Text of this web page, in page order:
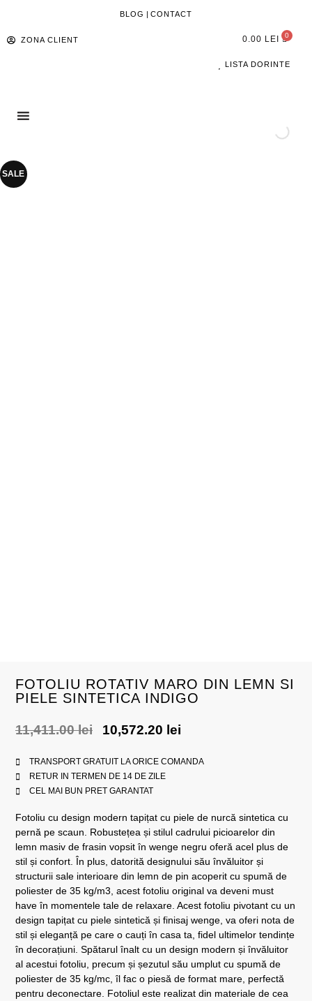
BLOG | CONTACT
ZONA CLIENT 0.00 LEI
LISTA DORINTE
SALE
FOTOLIU ROTATIV MARO DIN LEMN SI
PIELE SINTETICA INDIGO
11,411.00lei 10,572.20 lei
TRANSPORT GRATUIT LA ORICE COMANDA
RETUR IN TERMEN DE 14 DE ZILE
CEL MAI BUN PRET GARANTAT
Fotoliu cu design modern tapițat cu piele de nurcă sintetica cu
pernă pe scaun. Robustețea și stilul cadrului picioarelor din
lemn masiv de frasin vopsit în wenge negru oferă acel plus de
stil și confort. În plus, datorită designului său învăluitor și
structurii sale interioare din lemn de pin acoperit cu spumă de
poliester de 35 kg/m3, acest fotoliu original va deveni must
have în momentele tale de relaxare. Acest fotoliu pivotant cu un
design tapițat cu piele sintetică și finisaj wenge, va oferi nota de
stil și eleganță pe care o cauți în casa ta, fidel ultimelor tendințe
în decorațiuni. Spătarul înalt cu un design modern și învăluitor
al acestui fotoliu, precum și șezutul său umplut cu spumă de
poliester de 35 kg/mc, îl fac o piesă de format mare, perfectă
pentru deconectare. Fotoliul este realizat din materiale de cea